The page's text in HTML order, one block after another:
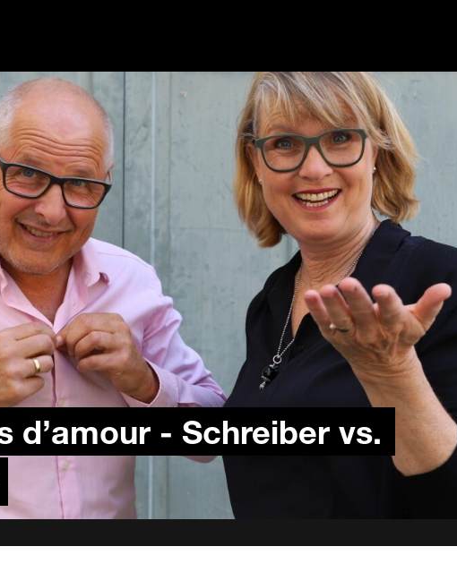
d’amour - Schreiber vs.